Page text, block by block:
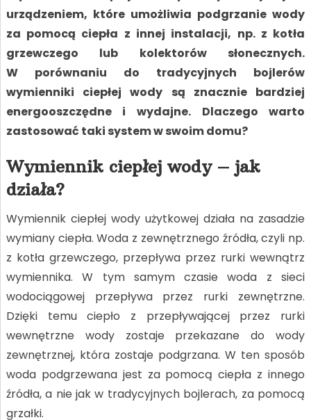
urządzeniem, które umożliwia podgrzanie wody
za pomocą ciepła z innej instalacji, np. z kotła
grzewczego lub kolektorów słonecznych.
W porównaniu do tradycyjnych bojlerów
wymienniki ciepłej wody są znacznie bardziej
energooszczędne i wydajne. Dlaczego warto
zastosować taki system w swoim domu?
Wymiennik ciepłej wody – jak
działa?
Wymiennik ciepłej wody użytkowej działa na zasadzie
wymiany ciepła. Woda z zewnętrznego źródła, czyli np.
z kotła grzewczego, przepływa przez rurki wewnątrz
wymiennika. W tym samym czasie woda z sieci
wodociągowej przepływa przez rurki zewnętrzne.
Dzięki temu ciepło z przepływającej przez rurki
wewnętrzne wody zostaje przekazane do wody
zewnętrznej, która zostaje podgrzana. W ten sposób
woda podgrzewana jest za pomocą ciepła z innego
źródła, a nie jak w tradycyjnych bojlerach, za pomocą
grzałki.